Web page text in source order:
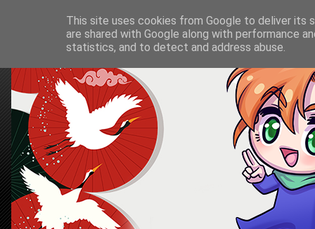
This site uses cookies from Google to deliver its
are shared with Google along with performance
statistics, and to detect and address abuse.